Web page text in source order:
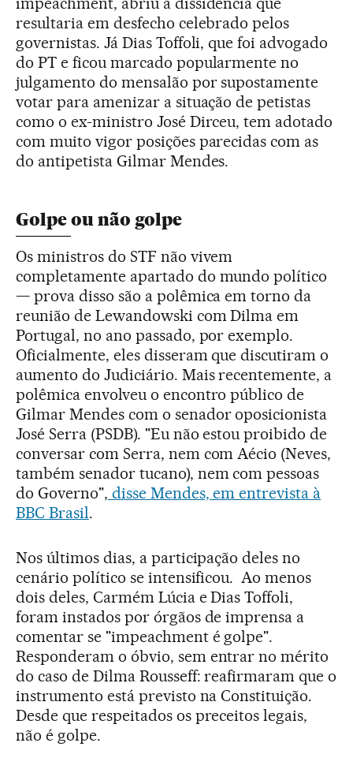
resultaria em desfecho celebrado pelos
governistas. Já Dias Toffoli, que foi advogado
do PT e ficou marcado popularmente no
julgamento do mensalão por supostamente
votar para amenizar a situação de petistas
como o ex-ministro José Dirceu, tem adotado
com muito vigor posições parecidas com as
do antipetista Gilmar Mendes.
Golpe ou não golpe
Os ministros do STF não vivem
completamente apartado do mundo político
— prova disso são a polêmica em torno da
reunião de Lewandowski com Dilma em
Portugal, no ano passado, por exemplo.
Oficialmente, eles disseram que discutiram o
aumento do Judiciário. Mais recentemente, a
polêmica envolveu o encontro público de
Gilmar Mendes com o senador oposicionista
José Serra (PSDB). "Eu não estou proibido de
conversar com Serra, nem com Aécio (Neves,
também senador tucano), nem com pessoas
do Governo", disse Mendes, em entrevista à
BBC Brasil.
Nos últimos dias, a participação deles no
cenário político se intensificou. Ao menos
dois deles, Carmém Lúcia e Dias Toffoli,
foram instados por órgãos de imprensa a
comentar se "impeachment é golpe".
Responderam o óbvio, sem entrar no mérito
do caso de Dilma Rousseff: reafirmaram que o
instrumento está previsto na Constituição.
Desde que respeitados os preceitos legais,
não é golpe.